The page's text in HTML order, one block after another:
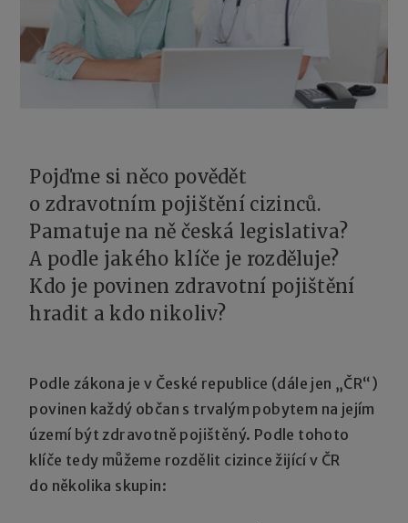
Pojďme si něco povědět
o zdravotním pojištění cizinců.
Pamatuje na ně česká legislativa?
A podle jakého klíče je rozděluje?
Kdo je povinen zdravotní pojištění
hradit a kdo nikoliv?
Podle zákona je v České republice (dále jen „ČR“)
povinen každý občan s trvalým pobytem na jejím
území být zdravotně pojištěný. Podle tohoto
klíče tedy můžeme rozdělit cizince žijící v ČR
do několika skupin: